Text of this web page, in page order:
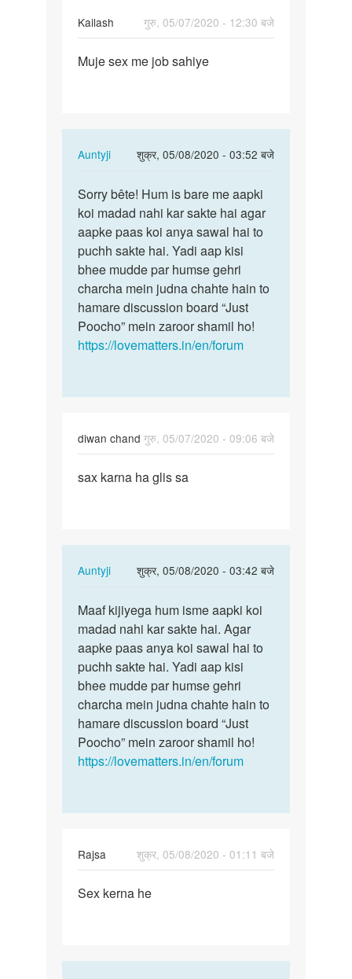
Kailash
गुरु, 05/07/2020 - 12:30 बजे
Muje
Muje sex me job sahiye
Auntyji
शुक्र, 05/08/2020 - 03:52 बजे
In
to
Muje
sex
me
job
sahiye
by
Kailash
Sorry
bête!
Hum
is
bare
me…
Sorry bête! Hum is bare me aapki
koi madad nahi kar sakte hai agar
aapke paas koi anya sawal hai to
puchh sakte hai. Yadi aap kisi
bhee mudde par humse gehri
charcha mein judna chahte hain to
hamare discussion board “Just
Poocho” mein zaroor shamil ho!
https://lovematters.in/en/forum
diwan chand गुरु, 05/07/2020 - 09:06 बजे
sax
sax karna ha glis sa
Auntyji
शुक्र, 05/08/2020 - 03:42 बजे
In
to
sax
karna
ha
glis
sa
by
diwan
chand
Maaf
kijiyega
hum
isme
aapki…
Maaf kijiyega hum isme aapki koi
madad nahi kar sakte hai. Agar
aapke paas anya koi sawal hai to
puchh sakte hai. Yadi aap kisi
bhee mudde par humse gehri
charcha mein judna chahte hain to
hamare discussion board “Just
Poocho” mein zaroor shamil ho!
https://lovematters.in/en/forum
Rajsa
शुक्र, 05/08/2020 - 01:11 बजे
Sex
Sex kerna he